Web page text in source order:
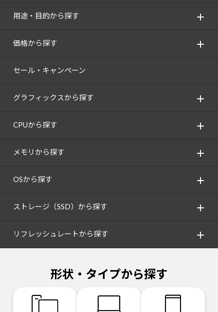
用途・目的から探す
価格から探す
セール・キャンペーン
グラフィックスから探す
CPUから探す
メモリから探す
OSから探す
ストレージ（SSD）から探す
リフレッシュレートから探す
形状・タイプから探す